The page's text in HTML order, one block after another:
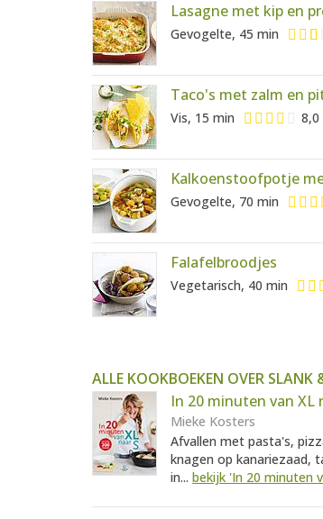
Lasagne met kip en
Gevogelte, 45 min
Taco's met zalm en
Vis, 15 min 8,0
Kalkoenstoofpotje
Gevogelte, 70 min
Falafelbroodjes
Vegetarisch, 40 min
ALLE KOOKBOEKEN OVER SLANK
In 20 minuten van XL
Mieke Kosters
Afvallen met pasta's,
knagen op kanariezaad,
in... bekijk 'In 20 minuten